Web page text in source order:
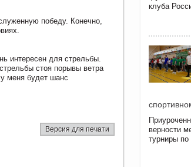
победу. Конечно,
интересен для стрельбы.
стоя порывы ветра
меня будет шанс
Версия для печати
клуба
верности
турниры по